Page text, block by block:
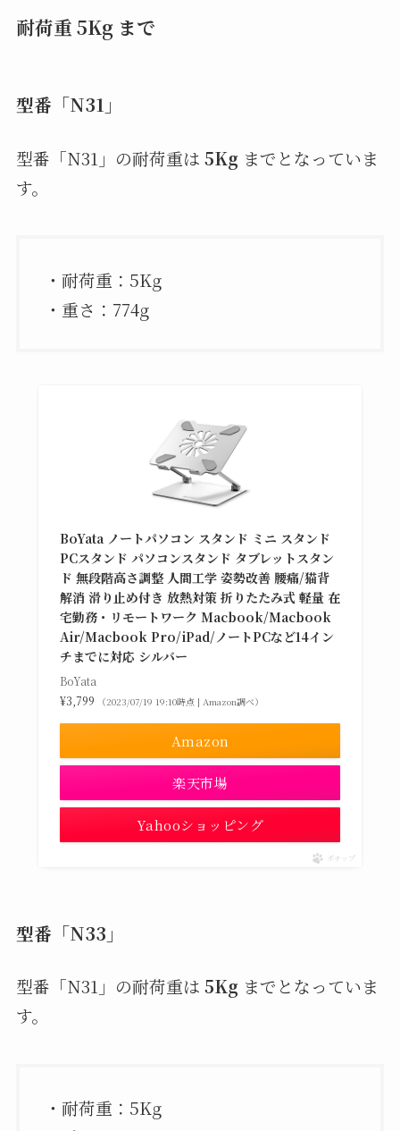
耐荷重 5Kg まで
型番「N31」
型番「N31」の耐荷重は 5Kg までとなっていま
す。
・耐荷重：5Kg
・重さ：774g
BoYata ノートパソコン スタンド ミニ スタンド
PCスタンド パソコンスタンド タブレットスタン
ド 無段階高さ調整 人間工学 姿勢改善 腰痛/猫背
解消 滑り止め付き 放熱対策 折りたたみ式 軽量 在
宅勤務・リモートワーク Macbook/Macbook
Air/Macbook Pro/iPad/ノートPCなど14イン
チまでに対応 シルバー
BoYata
¥3,799
（2023/07/19 19:10時点 | Amazon調べ）
Amazon
楽天市場
Yahooショッピング
ポチップ
型番「N33」
型番「N31」の耐荷重は 5Kg までとなっていま
す。
・耐荷重：5Kg